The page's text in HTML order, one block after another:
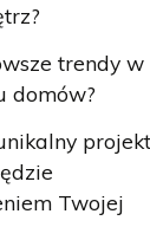
trendy w
domów?
projekt
Twojej